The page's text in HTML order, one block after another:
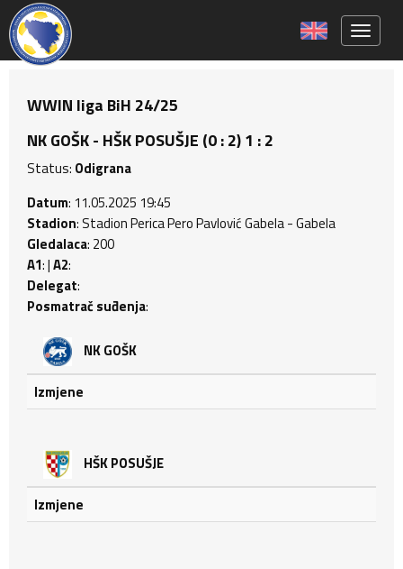
WWIN liga BiH 24/25
NK GOŠK - HŠK POSUŠJE (0 : 2) 1 : 2
Status: Odigrana
Datum: 11.05.2025 19:45
Stadion: Stadion Perica Pero Pavlović Gabela - Gabela
Gledalaca: 200
A1: |A2:
Delegat:
Posmatrač suđenja:
NK GOŠK
Izmjene
HŠK POSUŠJE
Izmjene